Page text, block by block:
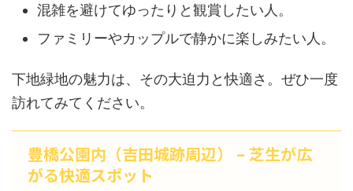
混雑を避けてゆったりと観賞したい人。
ファミリーやカップルで静かに楽しみたい人。
下地緑地の魅力は、その大迫力と快適さ。ぜひ一度
訪れてみてください。
豊橋公園内（吉田城跡周辺） – 芝生が広
がる快適スポット